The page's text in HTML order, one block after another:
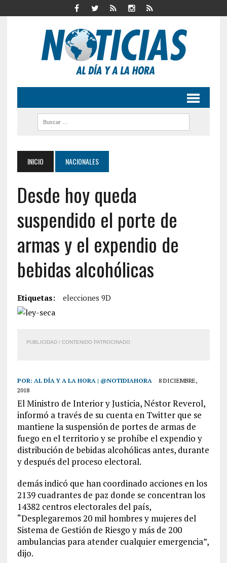
INICIO NACIONALES
Desde hoy queda
suspendido el porte de
armas y el expendio de
bebidas alcohólicas
Etiquetas: elecciones 9D
PUBLICIDAD / CONTENIDO PATROCINADO
POR: AL DÍA Y A LA HORA | @NOTIDIAHORA
8 DICIEMBRE,
2018
El Ministro de Interior y Justicia, Néstor Reverol,
informó a través de su cuenta en Twitter que se
mantiene la suspensión de portes de armas de
fuego en el territorio y se prohíbe el expendio y
distribución de bebidas alcohólicas antes, durante
y después del proceso electoral.
demás indicó que han coordinado acciones en los
2139 cuadrantes de paz donde se concentran los
14382 centros electorales del país,
“Desplegaremos 20 mil hombres y mujeres del
Sistema de Gestión de Riesgo y más de 200
ambulancias para atender cualquier emergencia”,
dijo.